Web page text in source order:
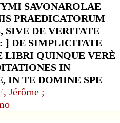
SAVONAROLAE
PRAEDICATORUM
SIVE DE VERITATE
] DE SIMPLICITATE
LIBRI QUINQUE VERÈ
IN
IN TE DOMINE SPE
Jérôme ;